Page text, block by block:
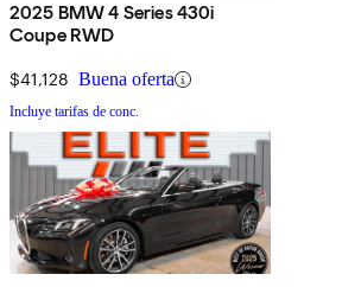
2025 BMW 4 Series 430i
Coupe RWD
$41,128 Buena oferta
Incluye tarifas de conc.